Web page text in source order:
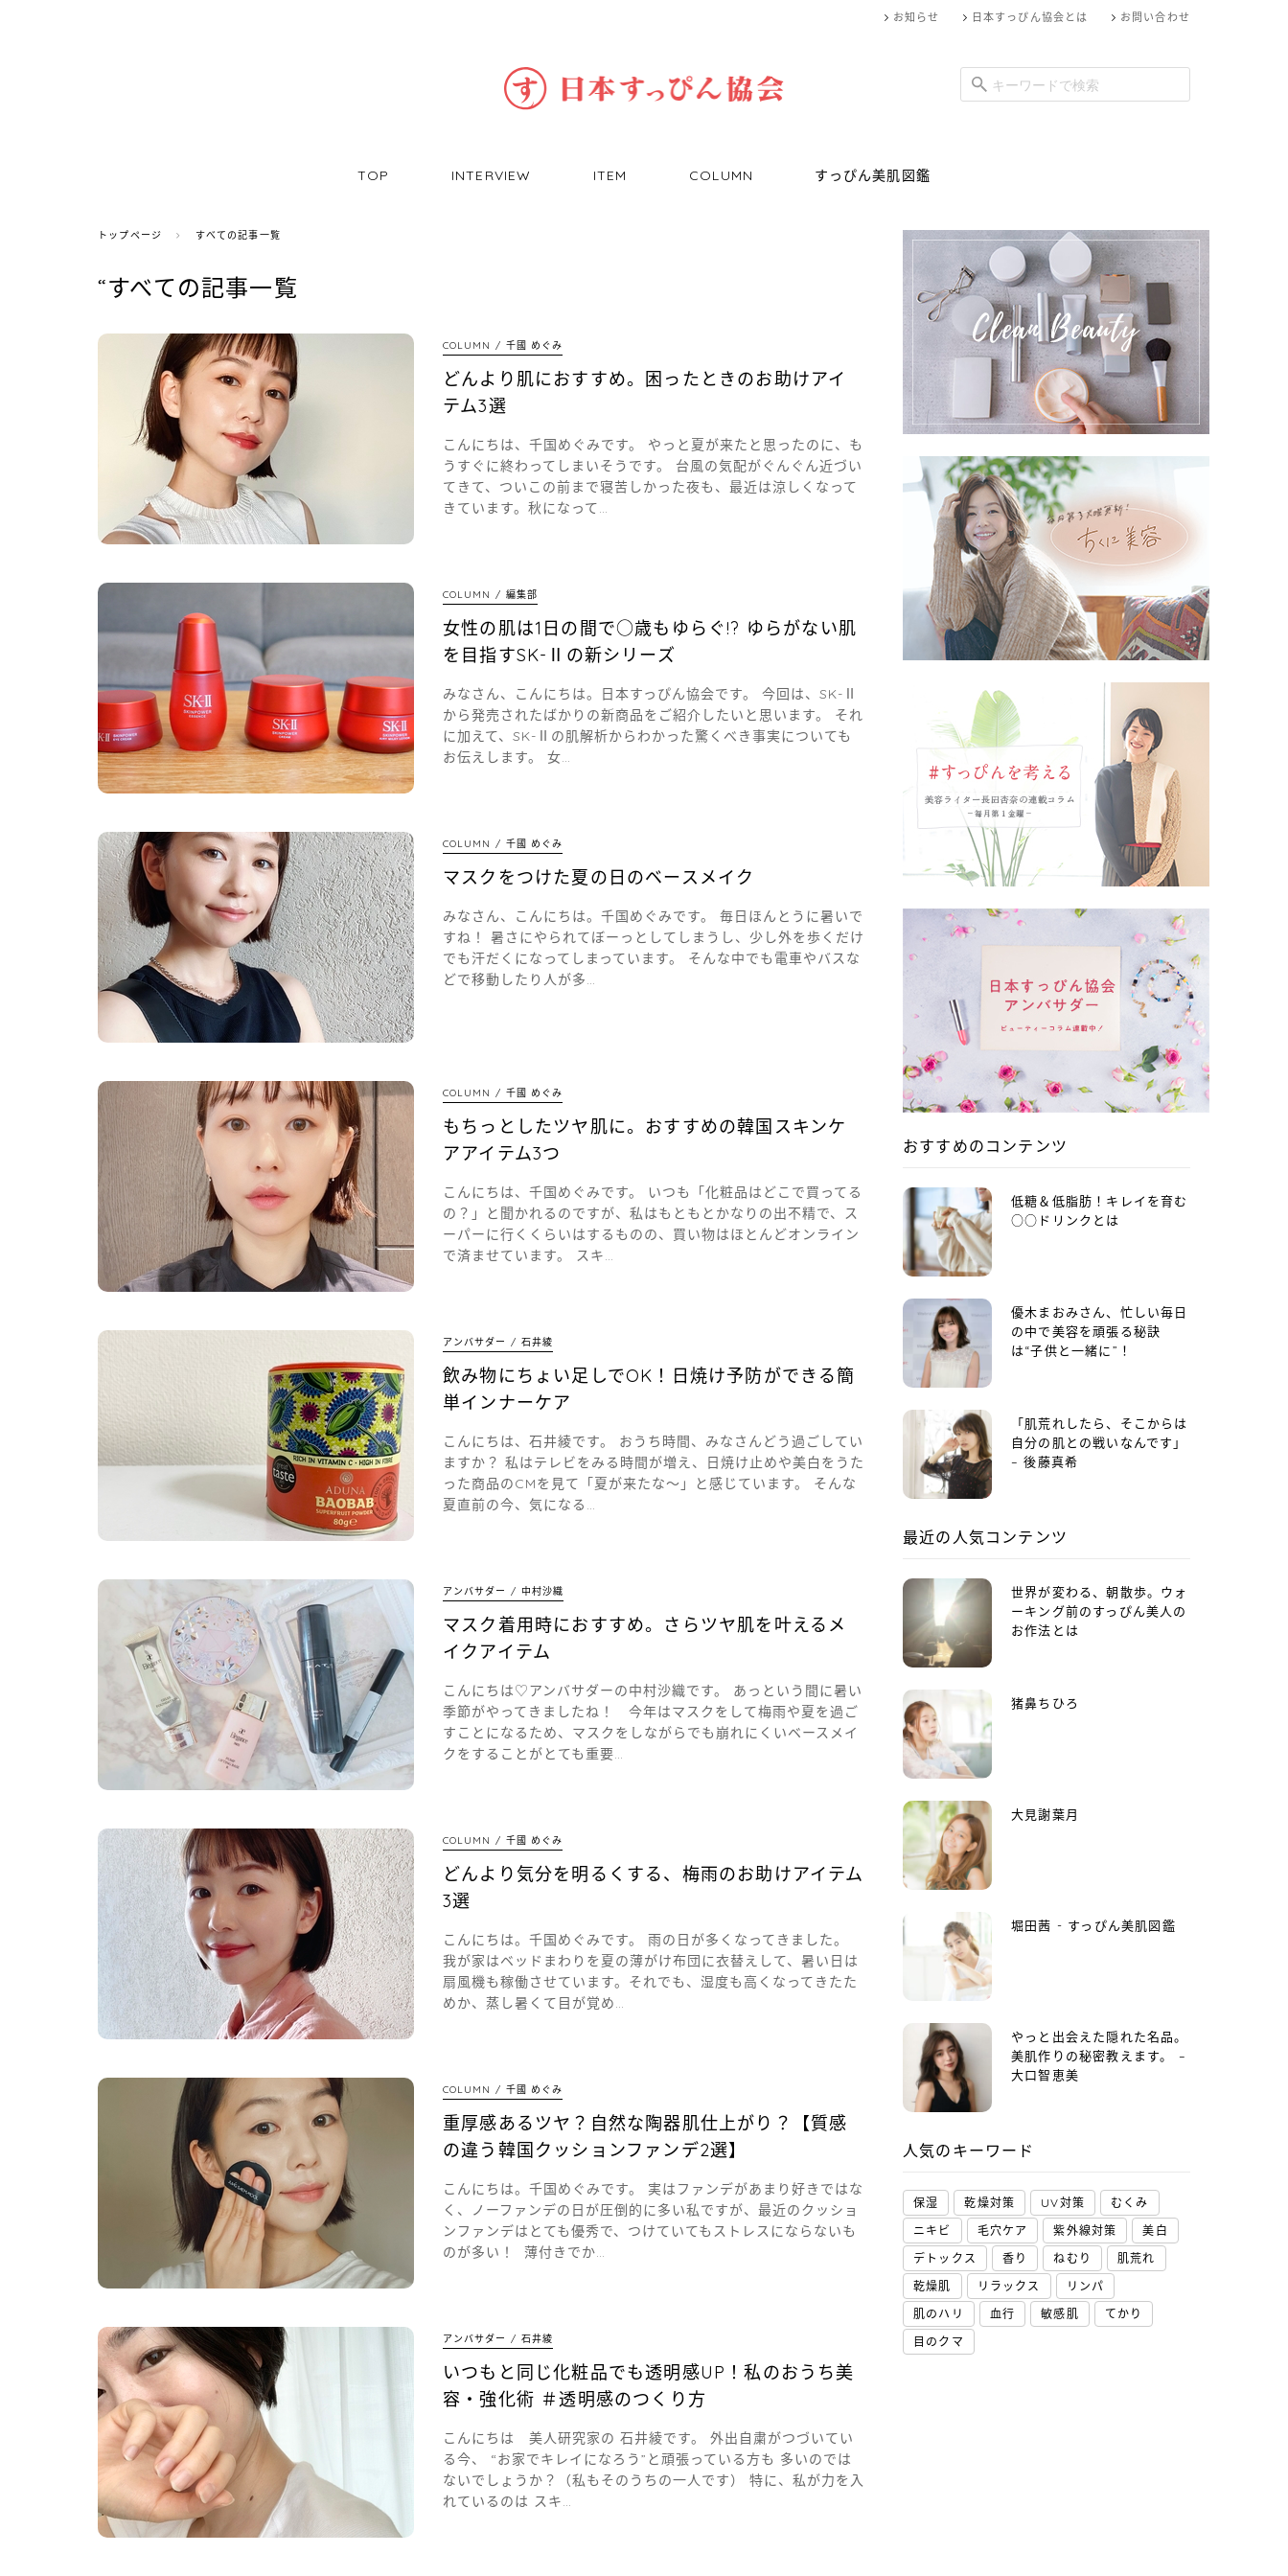
TOP INTERVIEW ITEM COLUMN すっぴん美肌図鑑
お知らせ 日本すっぴん協会とは お問い合わせ
トップページ すべての記事一覧
“すべての記事一覧
COLUMN 千國 めぐみ
どんより肌におすすめ。困ったときのお助けアイ
テム3選
こんにちは、千国めぐみです。 やっと夏が来たと思ったのに、も
うすぐに終わってしまいそうです。 台風の気配がぐんぐん近づい
てきて、ついこの前まで寝苦しかった夜も、最近は涼しくなって
きています。秋になって…
COLUMN 編集部
女性の肌は1日の間で○歳もゆらぐ!? ゆらがない肌
を目指すSK-Ⅱの新シリーズ
みなさん、こんにちは。日本すっぴん協会です。 今回は、SK-Ⅱ
から発売されたばかりの新商品をご紹介したいと思います。 それ
に加えて、SK-Ⅱの肌解析からわかった驚くべき事実についても
お伝えします。 女…
COLUMN 千國 めぐみ
マスクをつけた夏の日のベースメイク
みなさん、こんにちは。千国めぐみです。 毎日ほんとうに暑いで
すね！ 暑さにやられてぼーっとしてしまうし、少し外を歩くだけ
でも汗だくになってしまっています。 そんな中でも電車やバスな
どで移動したり人が多…
COLUMN 千國 めぐみ
もちっとしたツヤ肌に。おすすめの韓国スキンケ
アアイテム3つ
こんにちは、千国めぐみです。 いつも「化粧品はどこで買ってる
の？」と聞かれるのですが、私はもともとかなりの出不精で、ス
ーパーに行くくらいはするものの、買い物はほとんどオンライン
で済ませています。 スキ…
アンバサダー 石井綾
飲み物にちょい足しでOK！日焼け予防ができる簡
単インナーケア
こんにちは、石井綾です。 おうち時間、みなさんどう過ごしてい
ますか？ 私はテレビをみる時間が増え、日焼け止めや美白をうた
った商品のCMを見て「夏が来たな〜」と感じています。 そんな
夏直前の今、気になる…
アンバサダー 中村沙織
マスク着用時におすすめ。さらツヤ肌を叶えるメ
イクアイテム
こんにちは♡アンバサダーの中村沙織です。 あっという間に暑い
季節がやってきましたね！ 今年はマスクをして梅雨や夏を過ご
すことになるため、マスクをしながらでも崩れにくいベースメイ
クをすることがとても重要…
COLUMN 千國 めぐみ
どんより気分を明るくする、梅雨のお助けアイテム
3選
こんにちは。千国めぐみです。 雨の日が多くなってきました。
我が家はベッドまわりを夏の薄がけ布団に衣替えして、暑い日は
扇風機も稼働させています。それでも、湿度も高くなってきたた
めか、蒸し暑くて目が覚め…
COLUMN 千國 めぐみ
重厚感あるツヤ？自然な陶器肌仕上がり？【質感
の違う韓国クッションファンデ2選】
こんにちは。千国めぐみです。 実はファンデがあまり好きではな
く、ノーファンデの日が圧倒的に多い私ですが、最近のクッショ
ンファンデはとても優秀で、つけていてもストレスにならないも
のが多い！ 薄付きでか…
アンバサダー 石井綾
いつもと同じ化粧品でも透明感UP！私のおうち美
容・強化術 ＃透明感のつくり方
こんにちは 美人研究家の 石井綾です。 外出自粛がつづいてい
る今、 “お家でキレイになろう”と頑張っている方も 多いのでは
ないでしょうか？（私もそのうちの一人です） 特に、私が力を入
れているのは スキ…
おすすめのコンテンツ
低糖＆低脂肪！キレイを育む
○○ドリンクとは
優木まおみさん、忙しい毎日
の中で美容を頑張る秘訣
は“子供と一緒に”！
「肌荒れしたら、そこからは
自分の肌との戦いなんです」
– 後藤真希
最近の人気コンテンツ
世界が変わる、朝散歩。ウォ
ーキング前のすっぴん美人の
お作法とは
猪鼻ちひろ
大見謝葉月
堀田茜 - すっぴん美肌図鑑
やっと出会えた隠れた名品。
美肌作りの秘密教えます。 –
大口智恵美
人気のキーワード
保湿 乾燥対策 UV対策
むくみ
ニキビ
毛穴ケア 紫外線対策
美白
デトックス
香り ねむり
肌荒れ
乾燥肌
リラックス
リンパ
肌のハリ
血行 敏感肌
てかり
目のクマ